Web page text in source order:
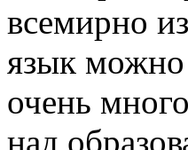
всемирно
язык
очень
над